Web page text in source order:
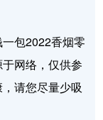
包2022香烟零
网络，仅供参
请您尽量少吸